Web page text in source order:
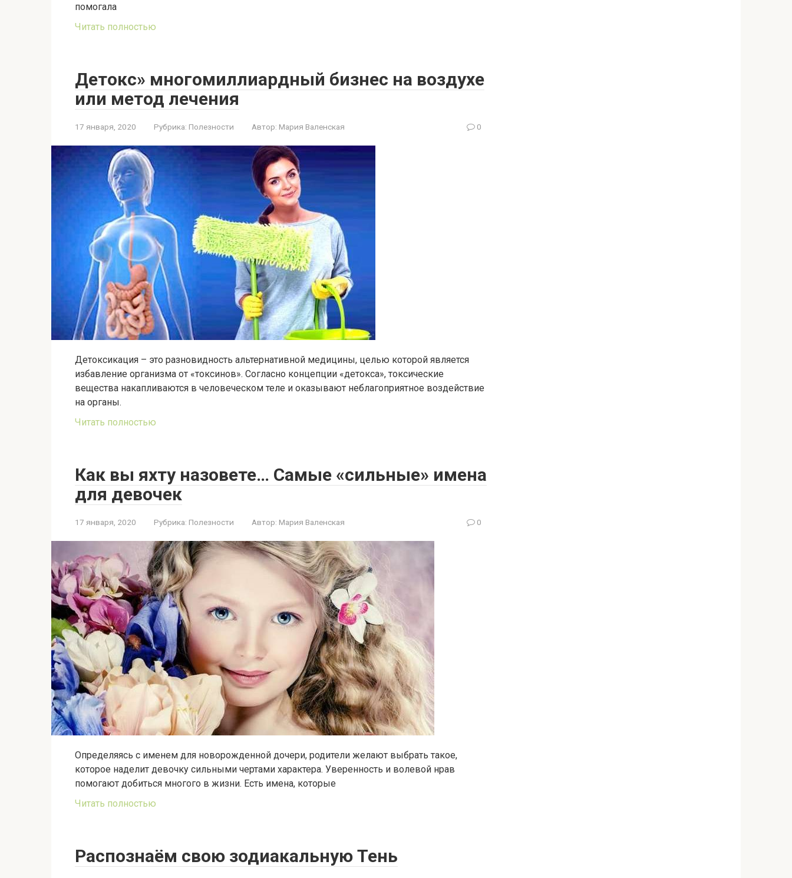
помогала
Читать полностью
Детокс» многомиллиардный бизнес на воздухе
или метод лечения
17 января, 2020 Рубрика: Полезности Автор: Мария Валенская 0
Детоксикация – это разновидность альтернативной медицины, целью которой является
избавление организма от «токсинов». Согласно концепции «детокса», токсические
вещества накапливаются в человеческом теле и оказывают неблагоприятное воздействие
на органы.
Читать полностью
Как вы яхту назовете… Самые «сильные» имена
для девочек
17 января, 2020 Рубрика: Полезности Автор: Мария Валенская 0
Определяясь с именем для новорожденной дочери, родители желают выбрать такое,
которое наделит девочку сильными чертами характера. Уверенность и волевой нрав
помогают добиться многого в жизни. Есть имена, которые
Читать полностью
Распознаём свою зодиакальную Тень